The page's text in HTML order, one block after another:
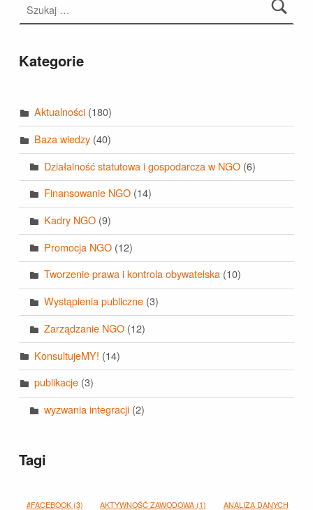
Kategorie
Aktualności(180)
Baza wiedzy(40)
Działalność statutowa i gospodarcza w NGO (6)
Finansowanie NGO (14)
Kadry NGO (9)
Promocja NGO (12)
Tworzenie prawa i kontrola obywatelska (10)
Wystąpienia publiczne (3)
Zarządzanie NGO (12)
KonsultujeMY! (14)
publikacje(3)
wyzwania integracji (2)
Tagi
#FACEBOOK(3) AKTYWNOŚĆ ZAWODOWA (1)
ANALIZA DANYCH